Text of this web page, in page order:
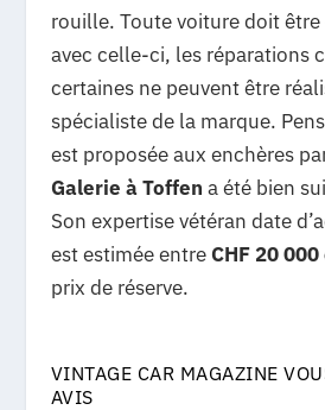
rouille. Toute voiture doit être
avec celle-ci, les réparations
certaines ne peuvent être
spécialiste de la marque.
est proposée aux enchères
Galerie à Toffen a été bien
Son expertise vétéran date
est estimée entreCHF 20
prix de réserve.
VINTAGE CAR MAGAZINE
AVIS